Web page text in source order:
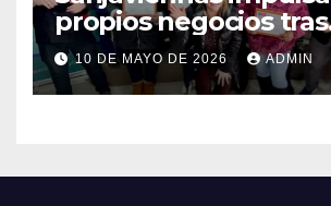
propios negocios tras
capacitarse junto al
10 DE MAYO DE 2026 ADMIN